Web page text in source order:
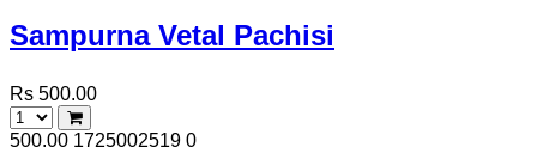
Sampurna Vetal Pachisi
Rs 500.00
500.00 1725002519 0